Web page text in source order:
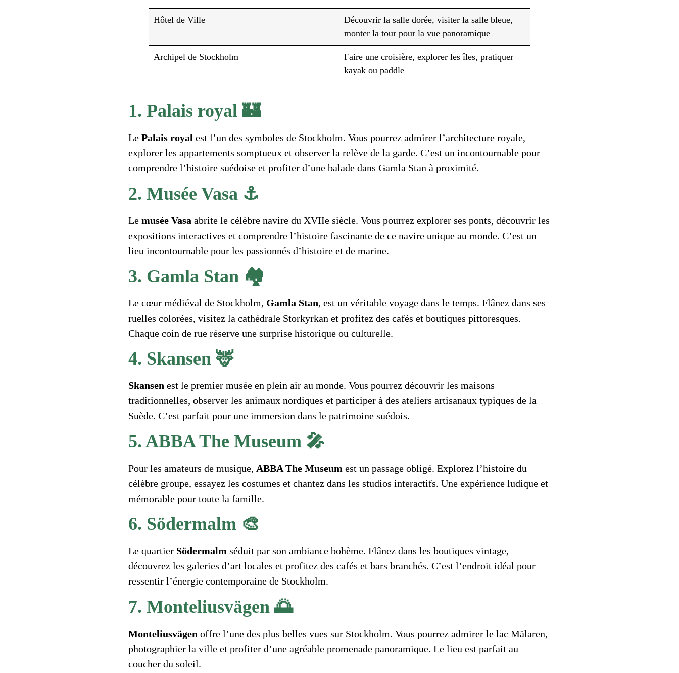
Hôtel de Ville
Découvrir la salle dorée, visiter la salle bleue,
monter la tour pour la vue panoramique
Archipel de Stockholm
Faire une croisière, explorer les îles, pratiquer
kayak ou paddle
1. Palais royal 🏰
Le Palais royal est l’un des symboles de Stockholm. Vous pourrez admirer l’architecture royale,
explorer les appartements somptueux et observer la relève de la garde. C’est un incontournable pour
comprendre l’histoire suédoise et profiter d’une balade dans Gamla Stan à proximité.
2. Musée Vasa ⚓
Le musée Vasa abrite le célèbre navire du XVIIe siècle. Vous pourrez explorer ses ponts, découvrir les
expositions interactives et comprendre l’histoire fascinante de ce navire unique au monde. C’est un
lieu incontournable pour les passionnés d’histoire et de marine.
3. Gamla Stan 🏘️
Le cœur médiéval de Stockholm, Gamla Stan, est un véritable voyage dans le temps. Flânez dans ses
ruelles colorées, visitez la cathédrale Storkyrkan et profitez des cafés et boutiques pittoresques.
Chaque coin de rue réserve une surprise historique ou culturelle.
4. Skansen 🦌
Skansen est le premier musée en plein air au monde. Vous pourrez découvrir les maisons
traditionnelles, observer les animaux nordiques et participer à des ateliers artisanaux typiques de la
Suède. C’est parfait pour une immersion dans le patrimoine suédois.
5. ABBA The Museum 🎤
Pour les amateurs de musique, ABBA The Museum est un passage obligé. Explorez l’histoire du
célèbre groupe, essayez les costumes et chantez dans les studios interactifs. Une expérience ludique et
mémorable pour toute la famille.
6. Södermalm 🎨
Le quartier Södermalm séduit par son ambiance bohème. Flânez dans les boutiques vintage,
découvrez les galeries d’art locales et profitez des cafés et bars branchés. C’est l’endroit idéal pour
ressentir l’énergie contemporaine de Stockholm.
7. Monteliusvägen 🌅
Monteliusvägen offre l’une des plus belles vues sur Stockholm. Vous pourrez admirer le lac Mälaren,
photographier la ville et profiter d’une agréable promenade panoramique. Le lieu est parfait au
coucher du soleil.